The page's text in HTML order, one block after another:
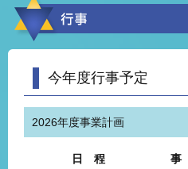
今年度行事予定
2026年度事業計画
日 程